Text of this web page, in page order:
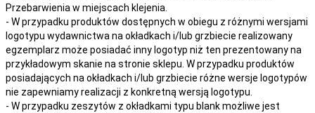
Przebarwienia w miejscach klejenia.
- W przypadku produktów dostępnych w obiegu z różnymi wersjami
logotypu wydawnictwa na okładkach i/lub grzbiecie realizowany
egzemplarz może posiadać inny logotyp niż ten prezentowany na
przykładowym skanie na stronie sklepu. W przypadku produktów
posiadających na okładkach i/lub grzbiecie różne wersje logotypów
nie zapewniamy realizacji z konkretną wersją logotypu.
- W przypadku zeszytów z okładkami typu blank możliwe jest